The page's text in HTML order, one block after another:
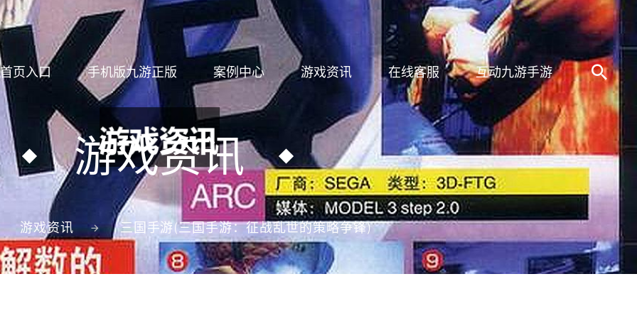
首页入口 手机版九游正版 案例中心 游戏资讯 在线客服 互动九游手游
游戏资讯
游戏资讯 三国手游(三国手游：征战乱世的策略争锋)